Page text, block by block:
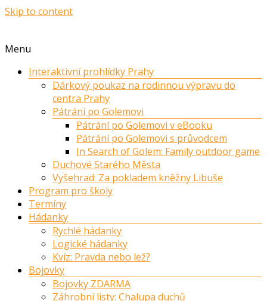
Skip to content
Menu
Interaktivní prohlídky Prahy
Dárkový poukaz na rodinnou výpravu do
centra Prahy
Pátrání po Golemovi
Pátrání po Golemovi v eBooku
Pátrání po Golemovi s průvodcem
In Search of Golem: Family outdoor game
Duchové Starého Města
Vyšehrad: Za pokladem kněžny Libuše
Program pro školy
Termíny
Hádanky
Rychlé hádanky
Logické hádanky
Kvíz: Pravda nebo lež?
Bojovky
Bojovky ZDARMA
Záhrobní listy: Chalupa duchů